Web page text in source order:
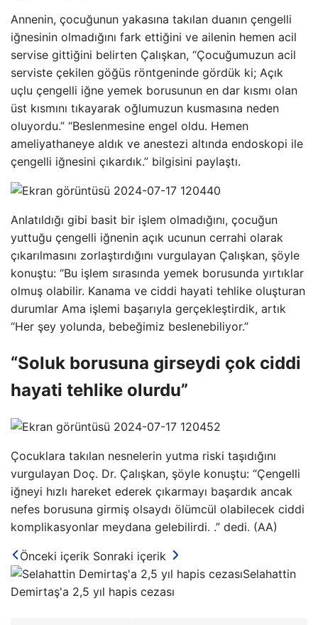
Annenin, çocuğunun yakasına takılan duanın çengelli
iğnesinin olmadığını fark ettiğini ve ailenin hemen acil
servise gittiğini belirten Çalışkan, “Çocuğumuzun acil
serviste çekilen göğüs röntgeninde gördük ki; Açık
uçlu çengelli iğne yemek borusunun en dar kısmı olan
üst kısmını tıkayarak oğlumuzun kusmasına neden
oluyordu.” “Beslenmesine engel oldu. Hemen
ameliyathaneye aldık ve anestezi altında endoskopi ile
çengelli iğnesini çıkardık.” bilgisini paylaştı.
Anlatıldığı gibi basit bir işlem olmadığını, çocuğun
yuttuğu çengelli iğnenin açık ucunun cerrahi olarak
çıkarılmasını zorlaştırdığını vurgulayan Çalışkan, şöyle
konuştu: “Bu işlem sırasında yemek borusunda yırtıklar
olmuş olabilir. Kanama ve ciddi hayati tehlike oluşturan
durumlar Ama işlemi başarıyla gerçekleştirdik, artık
“Her şey yolunda, bebeğimiz beslenebiliyor.”
“Soluk borusuna girseydi çok ciddi
hayati tehlike olurdu”
Çocuklara takılan nesnelerin yutma riski taşıdığını
vurgulayan Doç. Dr. Çalışkan, şöyle konuştu: “Çengelli
iğneyi hızlı hareket ederek çıkarmayı başardık ancak
nefes borusuna girmiş olsaydı ölümcül olabilecek ciddi
komplikasyonlar meydana gelebilirdi. .” dedi. (AA)
Önceki içerik Sonraki içerik
Selahattin
Demirtaş'a 2,5 yıl hapis cezası